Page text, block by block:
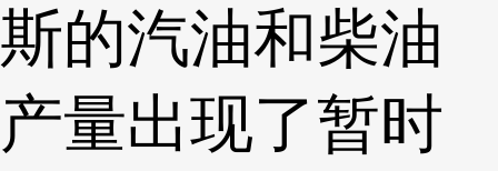
斯的汽油和柴油
产量出现了暂时